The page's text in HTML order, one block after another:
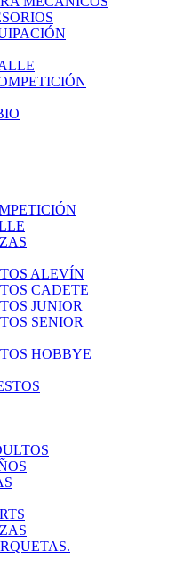
ALEVÍN
CADETE
JUNIOR
SENIOR
HOBBYE